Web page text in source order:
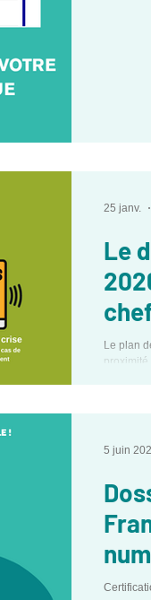
Le
Le plan
proximité
25 janv.
5 juin